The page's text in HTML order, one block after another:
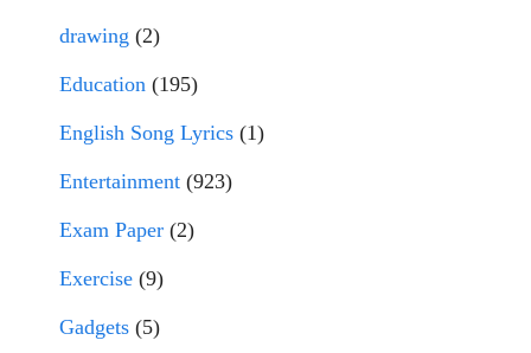
drawing (2)
Education (195)
English Song Lyrics (1)
Entertainment (923)
Exam Paper (2)
Exercise (9)
Gadgets (5)